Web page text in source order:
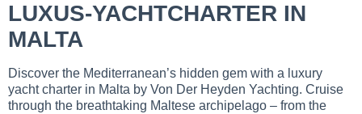
LUXUS-YACHTCHARTER IN
MALTA
Discover the Mediterranean’s hidden gem with a luxury
yacht charter in Malta by Von Der Heyden Yachting. Cruise
through the breathtaking Maltese archipelago – from the